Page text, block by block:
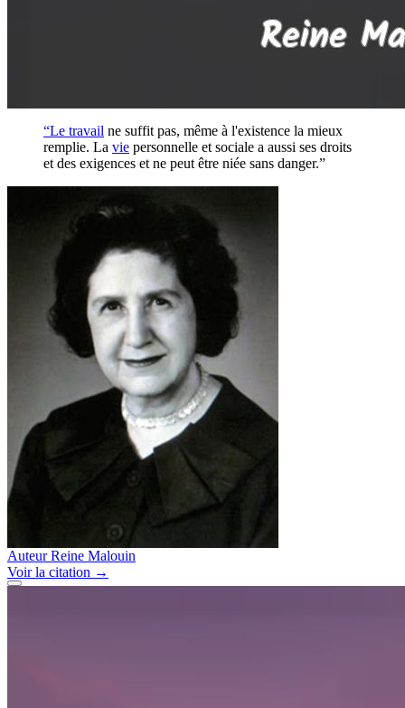
“Le travail ne suffit pas, même à l'existence la mieux
remplie. La vie personnelle et sociale a aussi ses droits
et des exigences et ne peut être niée sans danger.”
Auteur Reine Malouin
Voirla citation →